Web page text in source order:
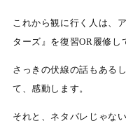
これから観に行く人は、
ターズ』を復習OR履修し
さっきの伏線の話もある
て、感動します。
それと、ネタバレじゃな